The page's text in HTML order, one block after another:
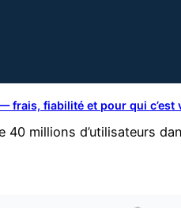
frais, fiabilité et pour qui c’est
40 millions d’utilisateurs